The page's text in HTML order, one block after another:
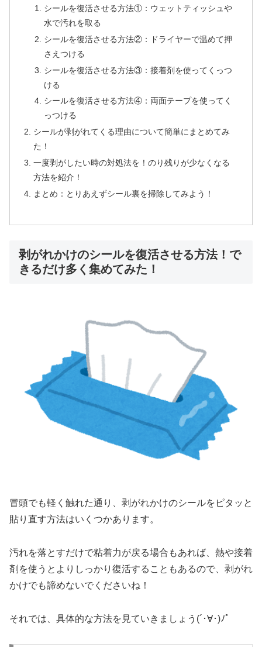
シールを復活させる方法①：ウェットティッシュや
水で汚れを取る
シールを復活させる方法②：ドライヤーで温めて押
さえつける
シールを復活させる方法③：接着剤を使ってくっつ
ける
シールを復活させる方法④：両面テープを使ってく
っつける
シールが剥がれてくる理由について簡単にまとめてみ
た！
一度剥がしたい時の対処法を！のり残りが少なくなる
方法を紹介！
まとめ：とりあえずシール裏を掃除してみよう！
剥がれかけのシールを復活させる方法！で
きるだけ多く集めてみた！
冒頭でも軽く触れた通り、剥がれかけのシールをピタッと
貼り直す方法はいくつかあります。
汚れを落とすだけで粘着力が戻る場合もあれば、熱や接着
剤を使うとよりしっかり復活することもあるので、剥がれ
かけでも諦めないでくださいね！
それでは、具体的な方法を見ていきましょう(´･∀･)ﾉﾟ